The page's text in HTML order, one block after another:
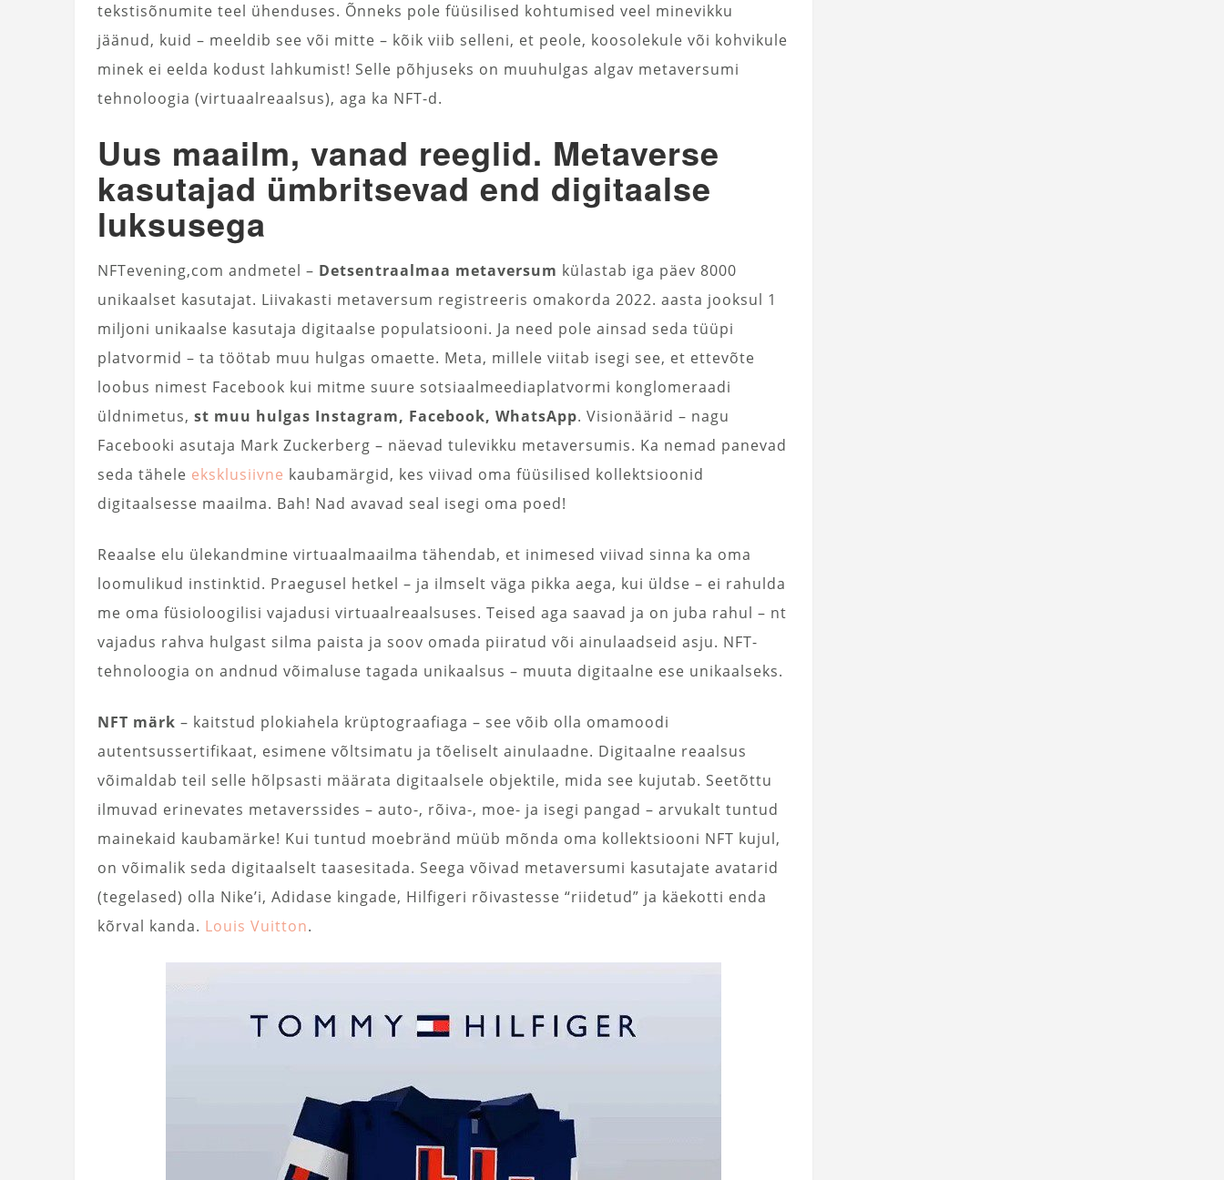
tekstisõnumite teel ühenduses. Õnneks pole füüsilised kohtumised veel minevikku
jäänud, kuid – meeldib see või mitte – kõik viib selleni, et peole, koosolekule või kohvikule
minek ei eelda kodust lahkumist! Selle põhjuseks on muuhulgas algav metaversumi
tehnoloogia (virtuaalreaalsus), aga ka NFT-d.
Uus maailm, vanad reeglid. Metaverse
kasutajad ümbritsevad end digitaalse
luksusega
NFTevening,com andmetel – Detsentraalmaa metaversum külastab iga päev 8000
unikaalset kasutajat. Liivakasti metaversum registreeris omakorda 2022. aasta jooksul 1
miljoni unikaalse kasutaja digitaalse populatsiooni. Ja need pole ainsad seda tüüpi
platvormid – ta töötab muu hulgas omaette. Meta, millele viitab isegi see, et ettevõte
loobus nimest Facebook kui mitme suure sotsiaalmeediaplatvormi konglomeraadi
üldnimetus, st muu hulgas Instagram, Facebook, WhatsApp. Visionäärid – nagu
Facebooki asutaja Mark Zuckerberg – näevad tulevikku metaversumis. Ka nemad panevad
seda tähele eksklusiivne kaubamärgid, kes viivad oma füüsilised kollektsioonid
digitaalsesse maailma. Bah! Nad avavad seal isegi oma poed!
Reaalse elu ülekandmine virtuaalmaailma tähendab, et inimesed viivad sinna ka oma
loomulikud instinktid. Praegusel hetkel – ja ilmselt väga pikka aega, kui üldse – ei rahulda
me oma füsioloogilisi vajadusi virtuaalreaalsuses. Teised aga saavad ja on juba rahul – nt
vajadus rahva hulgast silma paista ja soov omada piiratud või ainulaadseid asju. NFT-
tehnoloogia on andnud võimaluse tagada unikaalsus – muuta digitaalne ese unikaalseks.
NFT märk – kaitstud plokiahela krüptograafiaga – see võib olla omamoodi
autentsussertifikaat, esimene võltsimatu ja tõeliselt ainulaadne. Digitaalne reaalsus
võimaldab teil selle hõlpsasti määrata digitaalsele objektile, mida see kujutab. Seetõttu
ilmuvad erinevates metaverssides – auto-, rõiva-, moe- ja isegi pangad – arvukalt tuntud
mainekaid kaubamärke! Kui tuntud moebränd müüb mõnda oma kollektsiooni NFT kujul,
on võimalik seda digitaalselt taasesitada. Seega võivad metaversumi kasutajate avatarid
(tegelased) olla Nike’i, Adidase kingade, Hilfigeri rõivastesse “riidetud” ja käekotti enda
kõrval kanda. Louis Vuitton.